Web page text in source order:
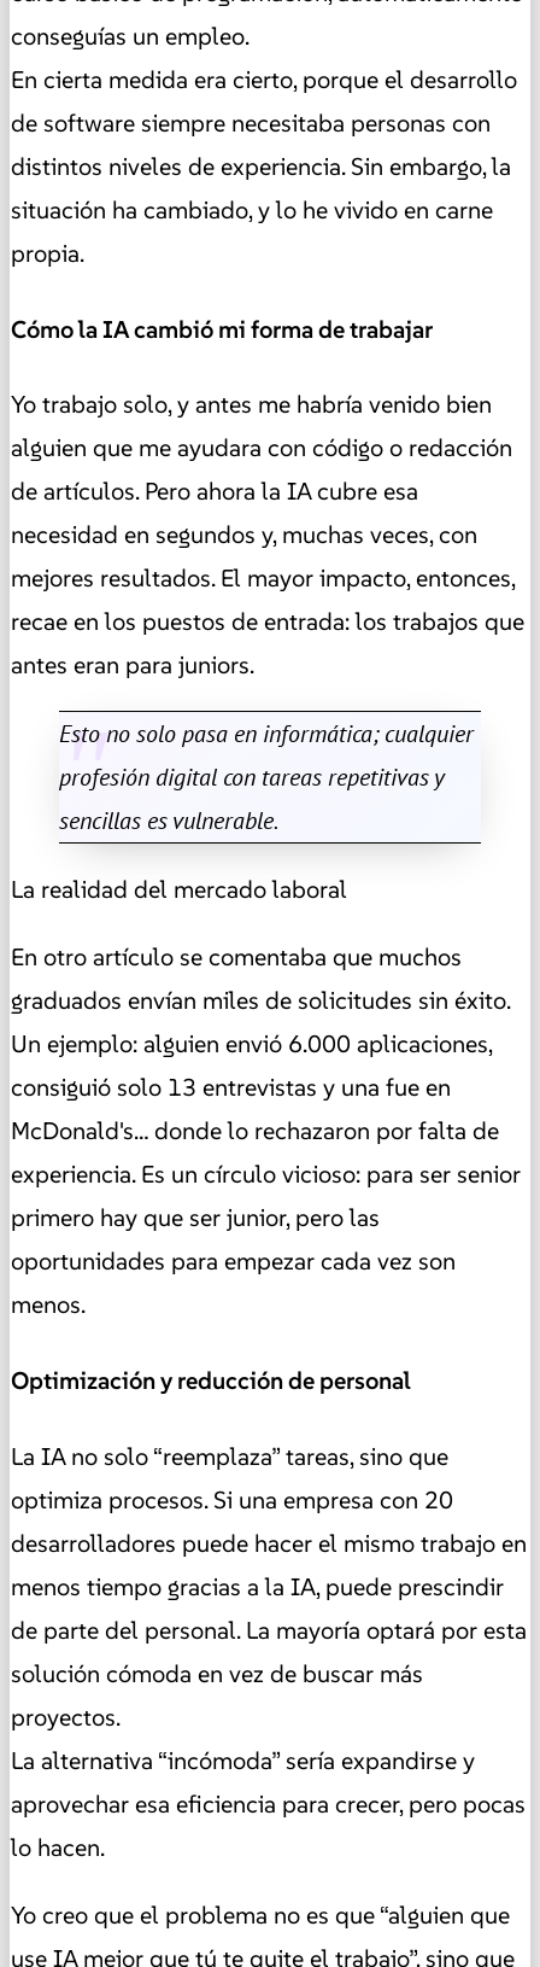
conseguías un empleo.
En cierta medida era cierto, porque el desarrollo
de software siempre necesitaba personas con
distintos niveles de experiencia. Sin embargo, la
situación ha cambiado, y lo he vivido en carne
propia.
Cómo la IA cambió mi forma de trabajar
Yo trabajo solo, y antes me habría venido bien
alguien que me ayudara con código o redacción
de artículos. Pero ahora la IA cubre esa
necesidad en segundos y, muchas veces, con
mejores resultados. El mayor impacto, entonces,
recae en los puestos de entrada: los trabajos que
antes eran para juniors.
Esto no solo pasa en informática; cualquier
profesión digital con tareas repetitivas y
sencillas es vulnerable.
La realidad del mercado laboral
En otro artículo se comentaba que muchos
graduados envían miles de solicitudes sin éxito.
Un ejemplo: alguien envió 6.000 aplicaciones,
consiguió solo 13 entrevistas y una fue en
McDonald's… donde lo rechazaron por falta de
experiencia. Es un círculo vicioso: para ser senior
primero hay que ser junior, pero las
oportunidades para empezar cada vez son
menos.
Optimización y reducción de personal
La IA no solo “reemplaza” tareas, sino que
optimiza procesos. Si una empresa con 20
desarrolladores puede hacer el mismo trabajo en
menos tiempo gracias a la IA, puede prescindir
de parte del personal. La mayoría optará por esta
solución cómoda en vez de buscar más
proyectos.
La alternativa “incómoda” sería expandirse y
aprovechar esa eficiencia para crecer, pero pocas
lo hacen.
Yo creo que el problema no es que “alguien que
use IA mejor que tú te quite el trabajo”, sino que